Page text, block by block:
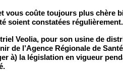
t vous coûte toujours plus chère
soient constatées régulièrement.
Veolia, pour son usine de
de l’Agence Régionale de
à) la législation en vigueur